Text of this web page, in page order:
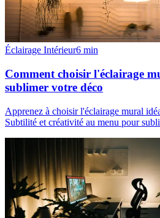
Éclairage Intérieur6 min
Comment choisir l'éclairage
sublimer votre déco
Apprenez à choisir l'éclairage mural
Subtilité et créativité au menu pour